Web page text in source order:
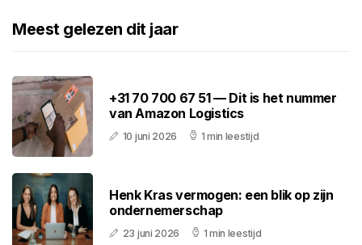
Meest gelezen dit jaar
+31 70 700 67 51 — Dit is het nummer
van Amazon Logistics
10 juni 2026 1 min leestijd
Henk Kras vermogen: een blik op zijn
ondernemerschap
23 juni 2026 1 min leestijd